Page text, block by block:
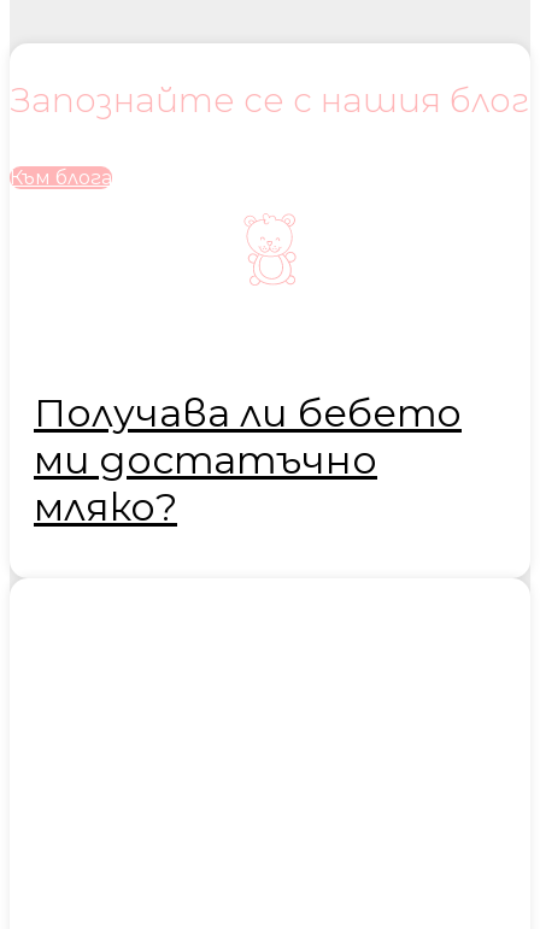
Запознайте се с нашия блог
Към блога
Получава ли бебето
ми достатъчно
мляко?